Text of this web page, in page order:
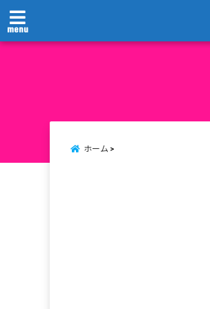
menu
ホーム